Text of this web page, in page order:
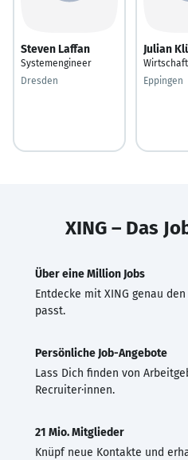
Steven Laffan
Systemengineer
Dresden
Julian
Eppingen
XING – Das
Über eine Million Jobs
Entdecke mit XING genau
passt.
Persönliche Job-Angebote
Lass Dich finden von
Recruiter·innen.
21 Mio. Mitglieder
Knüpf neue Kontakte und